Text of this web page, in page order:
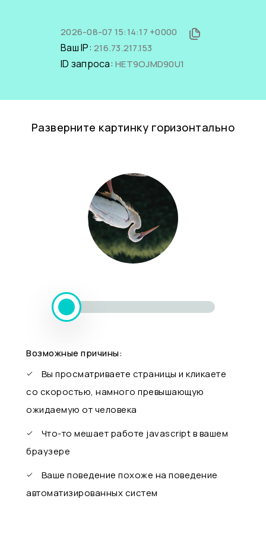
2026-08-07 15:14:17 +0000
Ваш IP: 216.73.217.153
ID запроса: HET9OJMD90U1
Разверните картинку горизонтально
Возможные причины:
Вы просматриваете страницы и кликаете
со скоростью, намного превышающую
ожидаемую от человека
Что-то мешает работе javascript в вашем
браузере
Ваше поведение похоже на поведение
автоматизированных систем